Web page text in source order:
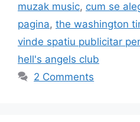
muzak music, cum se
pagina, the washington
vinde spatiu publicitar
hell's angels club
2 Comments